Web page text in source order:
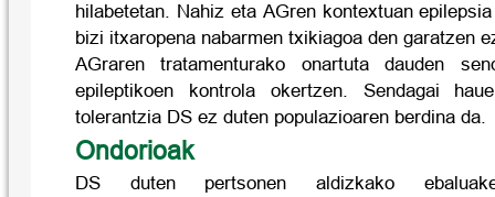
hilabetetan. Nahiz eta AGren kontextuan
bizi itxaropena nabarmen txikiagoa den garatzen
AGraren tratamenturako onartuta dauden
epileptikoen kontrola okertzen. Sendagai
tolerantzia DS ez duten populazioaren berdina da.
Ondorioak
DS duten pertsonen aldizkako